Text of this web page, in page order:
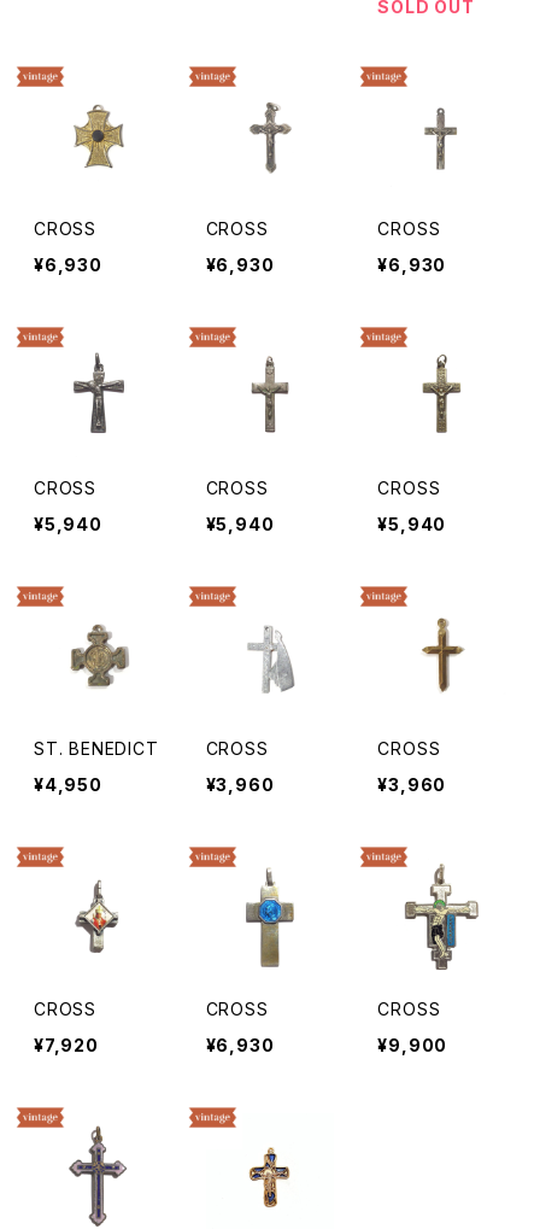
SOLD OUT
CROSS
¥6,930
CROSS
¥6,930
CROSS
¥6,930
CROSS
¥5,940
CROSS
¥5,940
CROSS
¥5,940
ST. BENEDICT
¥4,950
CROSS
¥3,960
CROSS
¥3,960
CROSS
¥7,920
CROSS
¥6,930
CROSS
¥9,900